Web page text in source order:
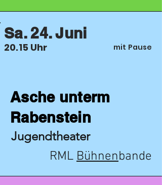
Sa. 24. Juni
20.15 Uhr mit Pause
Asche unterm
Rabenstein
Jugendtheater
RML Bühnenbande